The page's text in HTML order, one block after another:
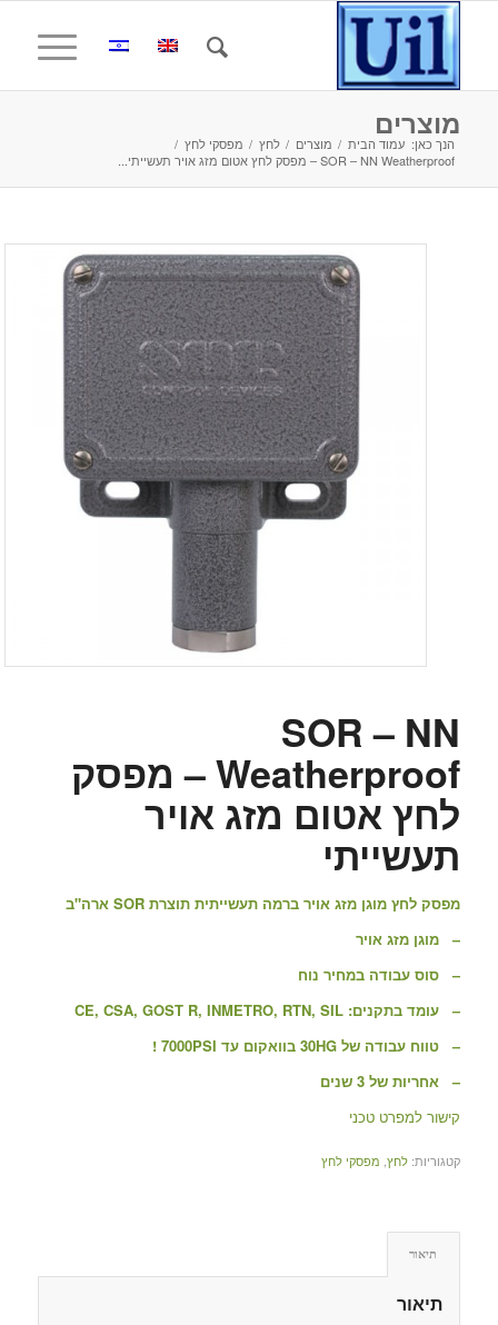
מוצרים
הנך כאן: עמוד הבית / מוצרים / לחץ / מפסקי לחץ /
SOR – NN Weatherproof – מפסק לחץ אטום מזג אויר תעשייתי...
SOR – NN
Weatherproof – מפסק
לחץ אטום מזג אויר
תעשייתי
מפסק לחץ מוגן מזג אויר ברמה תעשייתית תוצרת SOR ארה"ב
– מוגן מזג אויר
– סוס עבודה במחיר נוח
– עומד בתקנים: CE, CSA, GOST R, INMETRO, RTN, SIL
– טווח עבודה של 30HG בוואקום עד 7000PSI !
– אחריות של 3 שנים
קישור למפרט טכני
קטגוריות: לחץ, מפסקי לחץ
תיאור
תיאור